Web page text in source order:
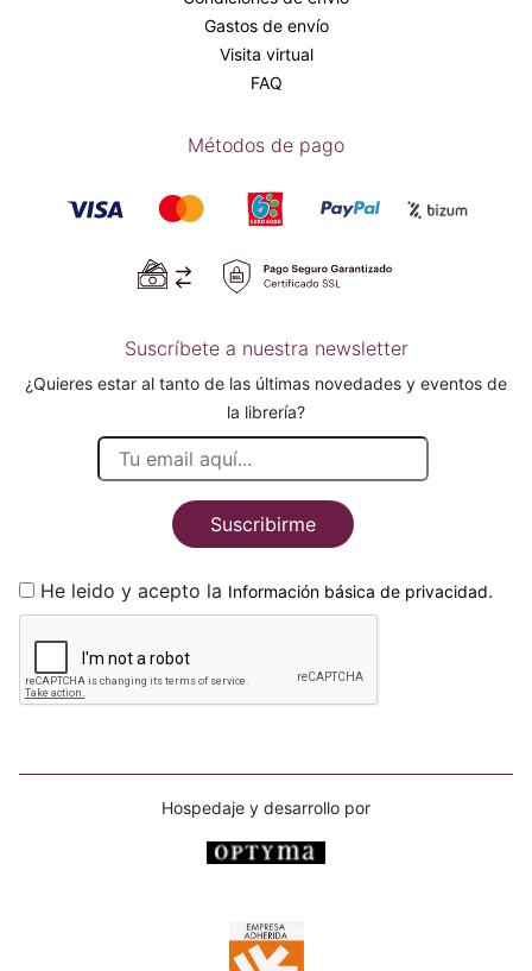
Gastos de envío
Visita virtual
FAQ
Métodos de pago
Suscríbete a nuestra newsletter
¿Quieres estar al tanto de las últimas novedades y eventos de
la librería?
Suscribirme
He leido y acepto la Información básica de privacidad.
Hospedaje y desarrollo por